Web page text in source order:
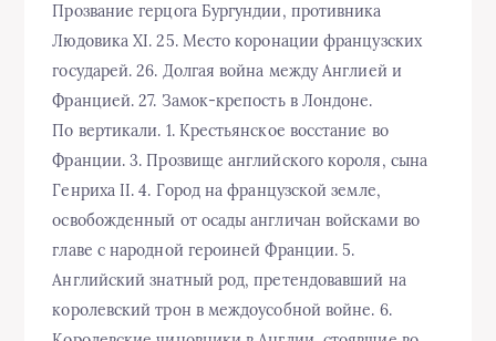
Прозвание герцога Бургундии, противника
Людовика XI. 25. Место коронации французских
государей. 26. Долгая война между Англией и
Францией. 27. Замок-крепость в Лондоне.
По вертикали. 1. Крестьянское восстание во
Франции. 3. Прозвище английского короля, сына
Генриха II. 4. Город на французской земле,
освобожденный от осады англичан войсками во
главе с народной героиней Франции. 5.
Английский знатный род, претендовавший на
королевский трон в междоусобной войне. 6.